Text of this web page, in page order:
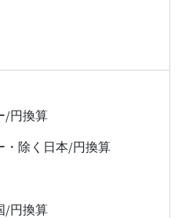
/円換算
・除く日本/円換算
/円換算